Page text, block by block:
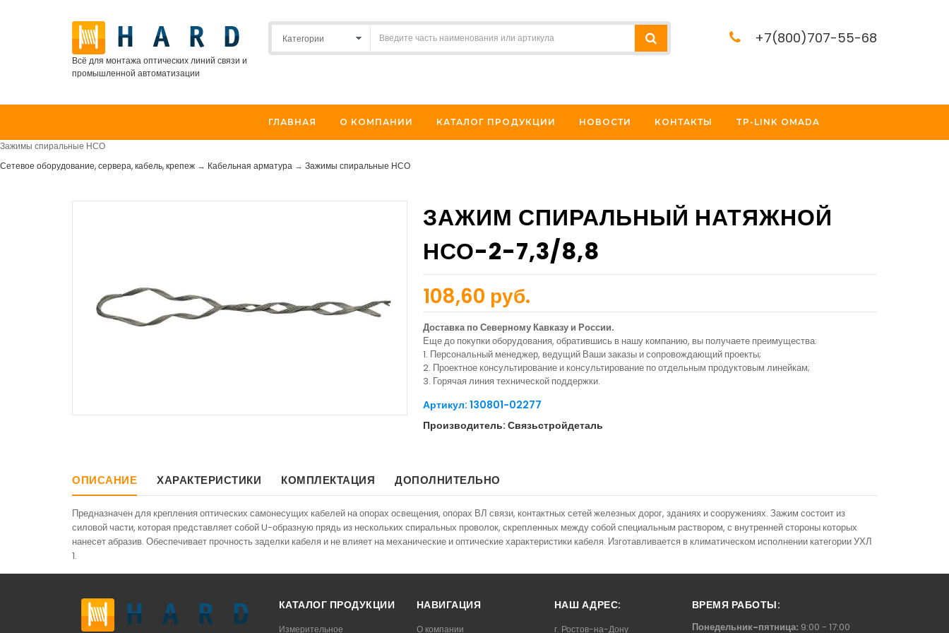
Всё для монтажа оптических линий связи и
промышленной автоматизации
+7(800)707-55-68
ГЛАВНАЯ О КОМПАНИИ КАТАЛОГ ПРОДУКЦИИ НОВОСТИ КОНТАКТЫ TP-LINK OMADA
Зажимы спиральные НСО
Сетевое оборудование, сервера, кабель, крепеж → Кабельная арматура → Зажимы спиральные НСО
ЗАЖИМ СПИРАЛЬНЫЙ НАТЯЖНОЙ
НСО-2-7,3/8,8
108,60 руб.
Доставка по Северному Кавказу и России.
Еще до покупки оборудования, обратившись в нашу компанию, вы получаете преимущества:
1. Персональный менеджер, ведущий Ваши заказы и сопровождающий проекты;
2. Проектное консультирование и консультирование по отдельным продуктовым линейкам;
3. Горячая линия технической поддержки.
Артикул: 130801-02277
Производитель: Связьстройдеталь
ОПИСАНИЕ ХАРАКТЕРИСТИКИ КОМПЛЕКТАЦИЯ ДОПОЛНИТЕЛЬНО
Предназначен для крепления оптических самонесущих кабелей на опорах освещения, опорах ВЛ связи, контактных сетей железных дорог, зданиях и сооружениях. Зажим состоит из
силовой части, которая представляет собой U-образную прядь из нескольких спиральных проволок, скрепленных между собой специальным раствором, с внутренней стороны которых
нанесет абразив. Обеспечивает прочность заделки кабеля и не влияет на механические и оптические характеристики кабеля. Изготавливается в климатическом исполнении категории УХЛ
1.
КАТАЛОГ ПРОДУКЦИИ
Измерительное
НАВИГАЦИЯ
О компании
НАШ АДРЕС:
г. Ростов-на-Дону
ВРЕМЯ РАБОТЫ:
Понедельник-пятница: 9:00 - 17:00